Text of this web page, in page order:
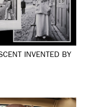
INVENTED BY